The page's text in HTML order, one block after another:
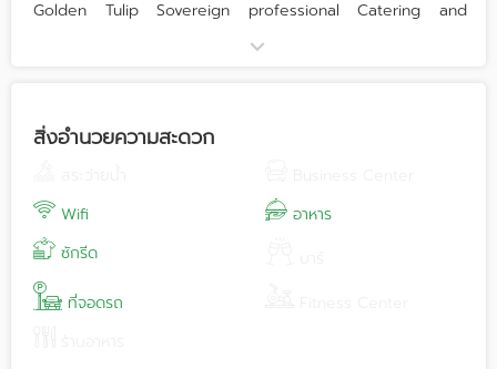
Golden Tulip Sovereign professional Catering and
important meeting is as equally important to us. Leave all
equipped with the latest state-of-the-art audio visuals.
Our ballroom has been used for some of the world's top
imagine. Our delectable cuisine combined with
impeccable service has put the Golden Tulip Sovereign
into one of the top sought after venues in Bangkok.
สิ่งอำนวยความสะดวก
Wifi
อาหาร
ซักรีด
ที่จอดรถ